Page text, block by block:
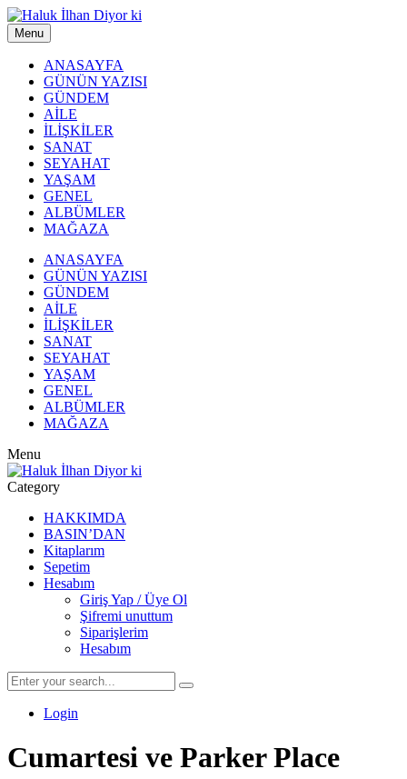
Menu
ANASAYFA
GÜNÜN YAZISI
GÜNDEM
AİLE
İLİŞKİLER
SANAT
SEYAHAT
YAŞAM
GENEL
ALBÜMLER
MAĞAZA
ANASAYFA
GÜNÜN YAZISI
GÜNDEM
AİLE
İLİŞKİLER
SANAT
SEYAHAT
YAŞAM
GENEL
ALBÜMLER
MAĞAZA
Menu
Category
HAKKIMDA
BASIN’DAN
Kitaplarım
Sepetim
Hesabım
Giriş Yap / Üye Ol
Şifremi unuttum
Siparişlerim
Hesabım
Login
Cumartesi ve Parker Place